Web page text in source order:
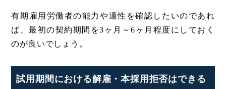
有期雇用労働者の能力や適性を確認したいのであれ
ば、最初の契約期間を3ヶ月～6ヶ月程度にしておく
のが良いでしょう。
試用期間における解雇・本採用拒否はできる